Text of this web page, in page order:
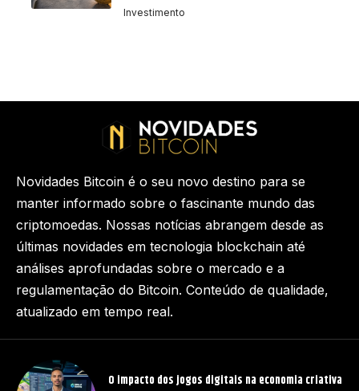
Investimento
O impacto dos jogos digitais na economia criativa
Novidades Bitcoin é o seu novo destino para se
manter informado sobre o fascinante mundo das
criptomoedas. Nossas notícias abrangem desde as
últimas novidades em tecnologia blockchain até
análises aprofundadas sobre o mercado e a
regulamentação do Bitcoin. Conteúdo de qualidade,
atualizado em tempo real.